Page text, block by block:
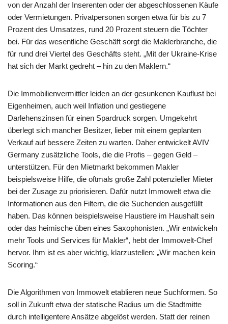
von der Anzahl der Inserenten oder der abgeschlossenen Käufe
oder Vermietungen. Privatpersonen sorgen etwa für bis zu 7
Prozent des Umsatzes, rund 20 Prozent steuern die Töchter
bei. Für das wesentliche Geschäft sorgt die Maklerbranche, die
für rund drei Viertel des Geschäfts steht. „Mit der Ukraine-Krise
hat sich der Markt gedreht – hin zu den Maklern.“
Die Immobilienvermittler leiden an der gesunkenen Kauflust bei
Eigenheimen, auch weil Inflation und gestiegene
Darlehenszinsen für einen Spardruck sorgen. Umgekehrt
überlegt sich mancher Besitzer, lieber mit einem geplanten
Verkauf auf bessere Zeiten zu warten. Daher entwickelt AVIV
Germany zusätzliche Tools, die die Profis – gegen Geld –
unterstützen. Für den Mietmarkt bekommen Makler
beispielsweise Hilfe, die oftmals große Zahl potenzieller Mieter
bei der Zusage zu priorisieren. Dafür nutzt Immowelt etwa die
Informationen aus den Filtern, die die Suchenden ausgefüllt
haben. Das können beispielsweise Haustiere im Haushalt sein
oder das heimische üben eines Saxophonisten. „Wir entwickeln
mehr Tools und Services für Makler“, hebt der Immowelt-Chef
hervor. Ihm ist es aber wichtig, klarzustellen: „Wir machen kein
Scoring.“
Die Algorithmen von Immowelt etablieren neue Suchformen. So
soll in Zukunft etwa der statische Radius um die Stadtmitte
durch intelligentere Ansätze abgelöst werden. Statt der reinen